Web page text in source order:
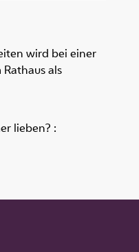
wird bei einer
als
lieben? :